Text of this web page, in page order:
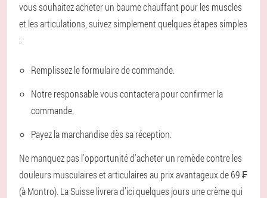
vous souhaitez acheter un baume chauffant pour les muscles
et les articulations, suivez simplement quelques étapes simples
:
Remplissez le formulaire de commande.
Notre responsable vous contactera pour confirmer la
commande.
Payez la marchandise dès sa réception.
Ne manquez pas l'opportunité d'acheter un remède contre les
douleurs musculaires et articulaires au prix avantageux de 69 ₣
(à Montro). La Suisse livrera d’ici quelques jours une crème qui